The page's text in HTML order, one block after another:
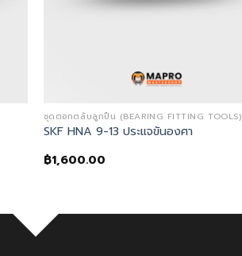
ชุดตอกตลับลูกปืน (BEARING FITTING TOOLS)
SKF HNA 9-13 ประแจขันองศา
฿1,600.00